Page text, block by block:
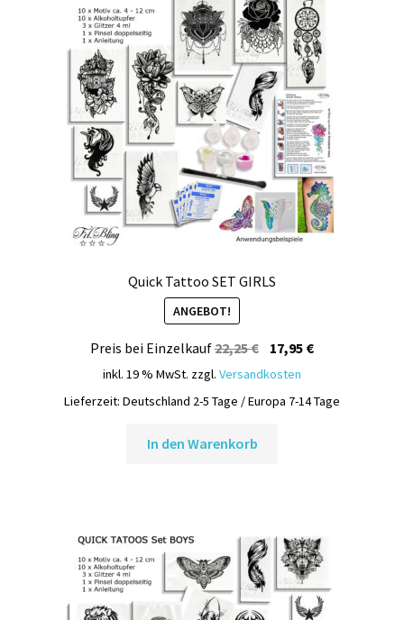
Quick Tattoo SET GIRLS
ANGEBOT!
Preis bei Einzelkauf22,25€ Ursprünglicher
Preis
17,95 €Aktueller
inkl. 19 % MwSt. zzgl. Versandkosten
Lieferzeit: Deutschland 2-5 Tage / Europa 7-14 Tage
In den Warenkorb